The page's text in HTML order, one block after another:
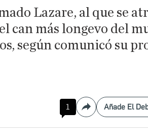
Lazare, al que se
can más longevo del
según comunicó su
1 Compartir
Añade El